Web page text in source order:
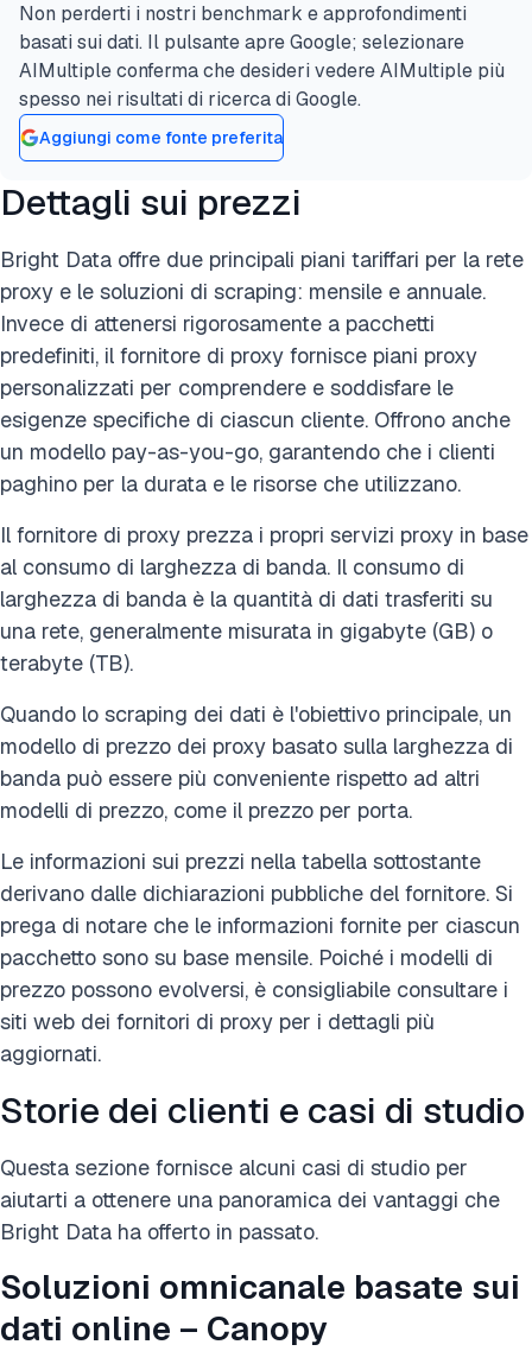
Non perderti i nostri benchmark e approfondimenti
basati sui dati. Il pulsante apre Google; selezionare
AIMultiple conferma che desideri vedere AIMultiple più
spesso nei risultati di ricerca di Google.
Aggiungi come fonte preferita
Dettagli sui prezzi
Bright Data offre due principali piani tariffari per la rete
proxy e le soluzioni di scraping: mensile e annuale.
Invece di attenersi rigorosamente a pacchetti
predefiniti, il fornitore di proxy fornisce piani proxy
personalizzati per comprendere e soddisfare le
esigenze specifiche di ciascun cliente. Offrono anche
un modello pay-as-you-go, garantendo che i clienti
paghino per la durata e le risorse che utilizzano.
Il fornitore di proxy prezza i propri servizi proxy in base
al consumo di larghezza di banda. Il consumo di
larghezza di banda è la quantità di dati trasferiti su
una rete, generalmente misurata in gigabyte (GB) o
terabyte (TB).
Quando lo scraping dei dati è l'obiettivo principale, un
modello di prezzo dei proxy basato sulla larghezza di
banda può essere più conveniente rispetto ad altri
modelli di prezzo, come il prezzo per porta.
Le informazioni sui prezzi nella tabella sottostante
derivano dalle dichiarazioni pubbliche del fornitore. Si
prega di notare che le informazioni fornite per ciascun
pacchetto sono su base mensile. Poiché i modelli di
prezzo possono evolversi, è consigliabile consultare i
siti web dei fornitori di proxy per i dettagli più
aggiornati.
Storie dei clienti e casi di studio
Questa sezione fornisce alcuni casi di studio per
aiutarti a ottenere una panoramica dei vantaggi che
Bright Data ha offerto in passato.
Soluzioni omnicanale basate sui
dati online – Canopy